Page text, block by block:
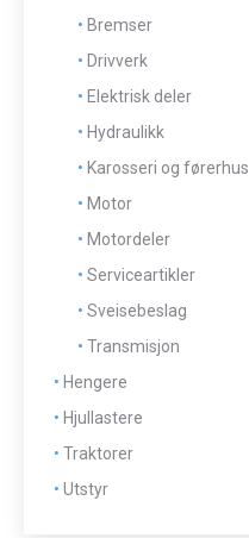
Bremser
Drivverk
Elektrisk deler
Hydraulikk
Karosseri og førerhus
Motor
Motordeler
Serviceartikler
Sveisebeslag
Transmisjon
Hengere
Hjullastere
Traktorer
Utstyr